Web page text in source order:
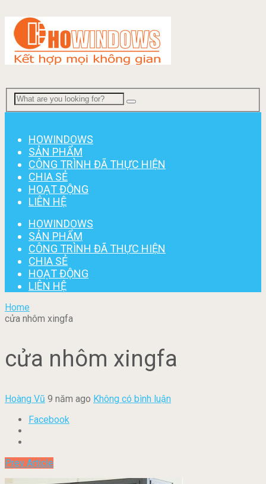
HOWINDOWS
SẢN PHẨM
CÔNG TRÌNH ĐÃ THỰC HIỆN
CHIA SẺ
HOẠT ĐỘNG
LIÊN HỆ
HOWINDOWS
SẢN PHẨM
CÔNG TRÌNH ĐÃ THỰC HIỆN
CHIA SẺ
HOẠT ĐỘNG
LIÊN HỆ
Home
cửa nhôm xingfa
cửa nhôm xingfa
Hoàng Vũ 9 năm ago Không có bình luận
Facebook
Prev Article